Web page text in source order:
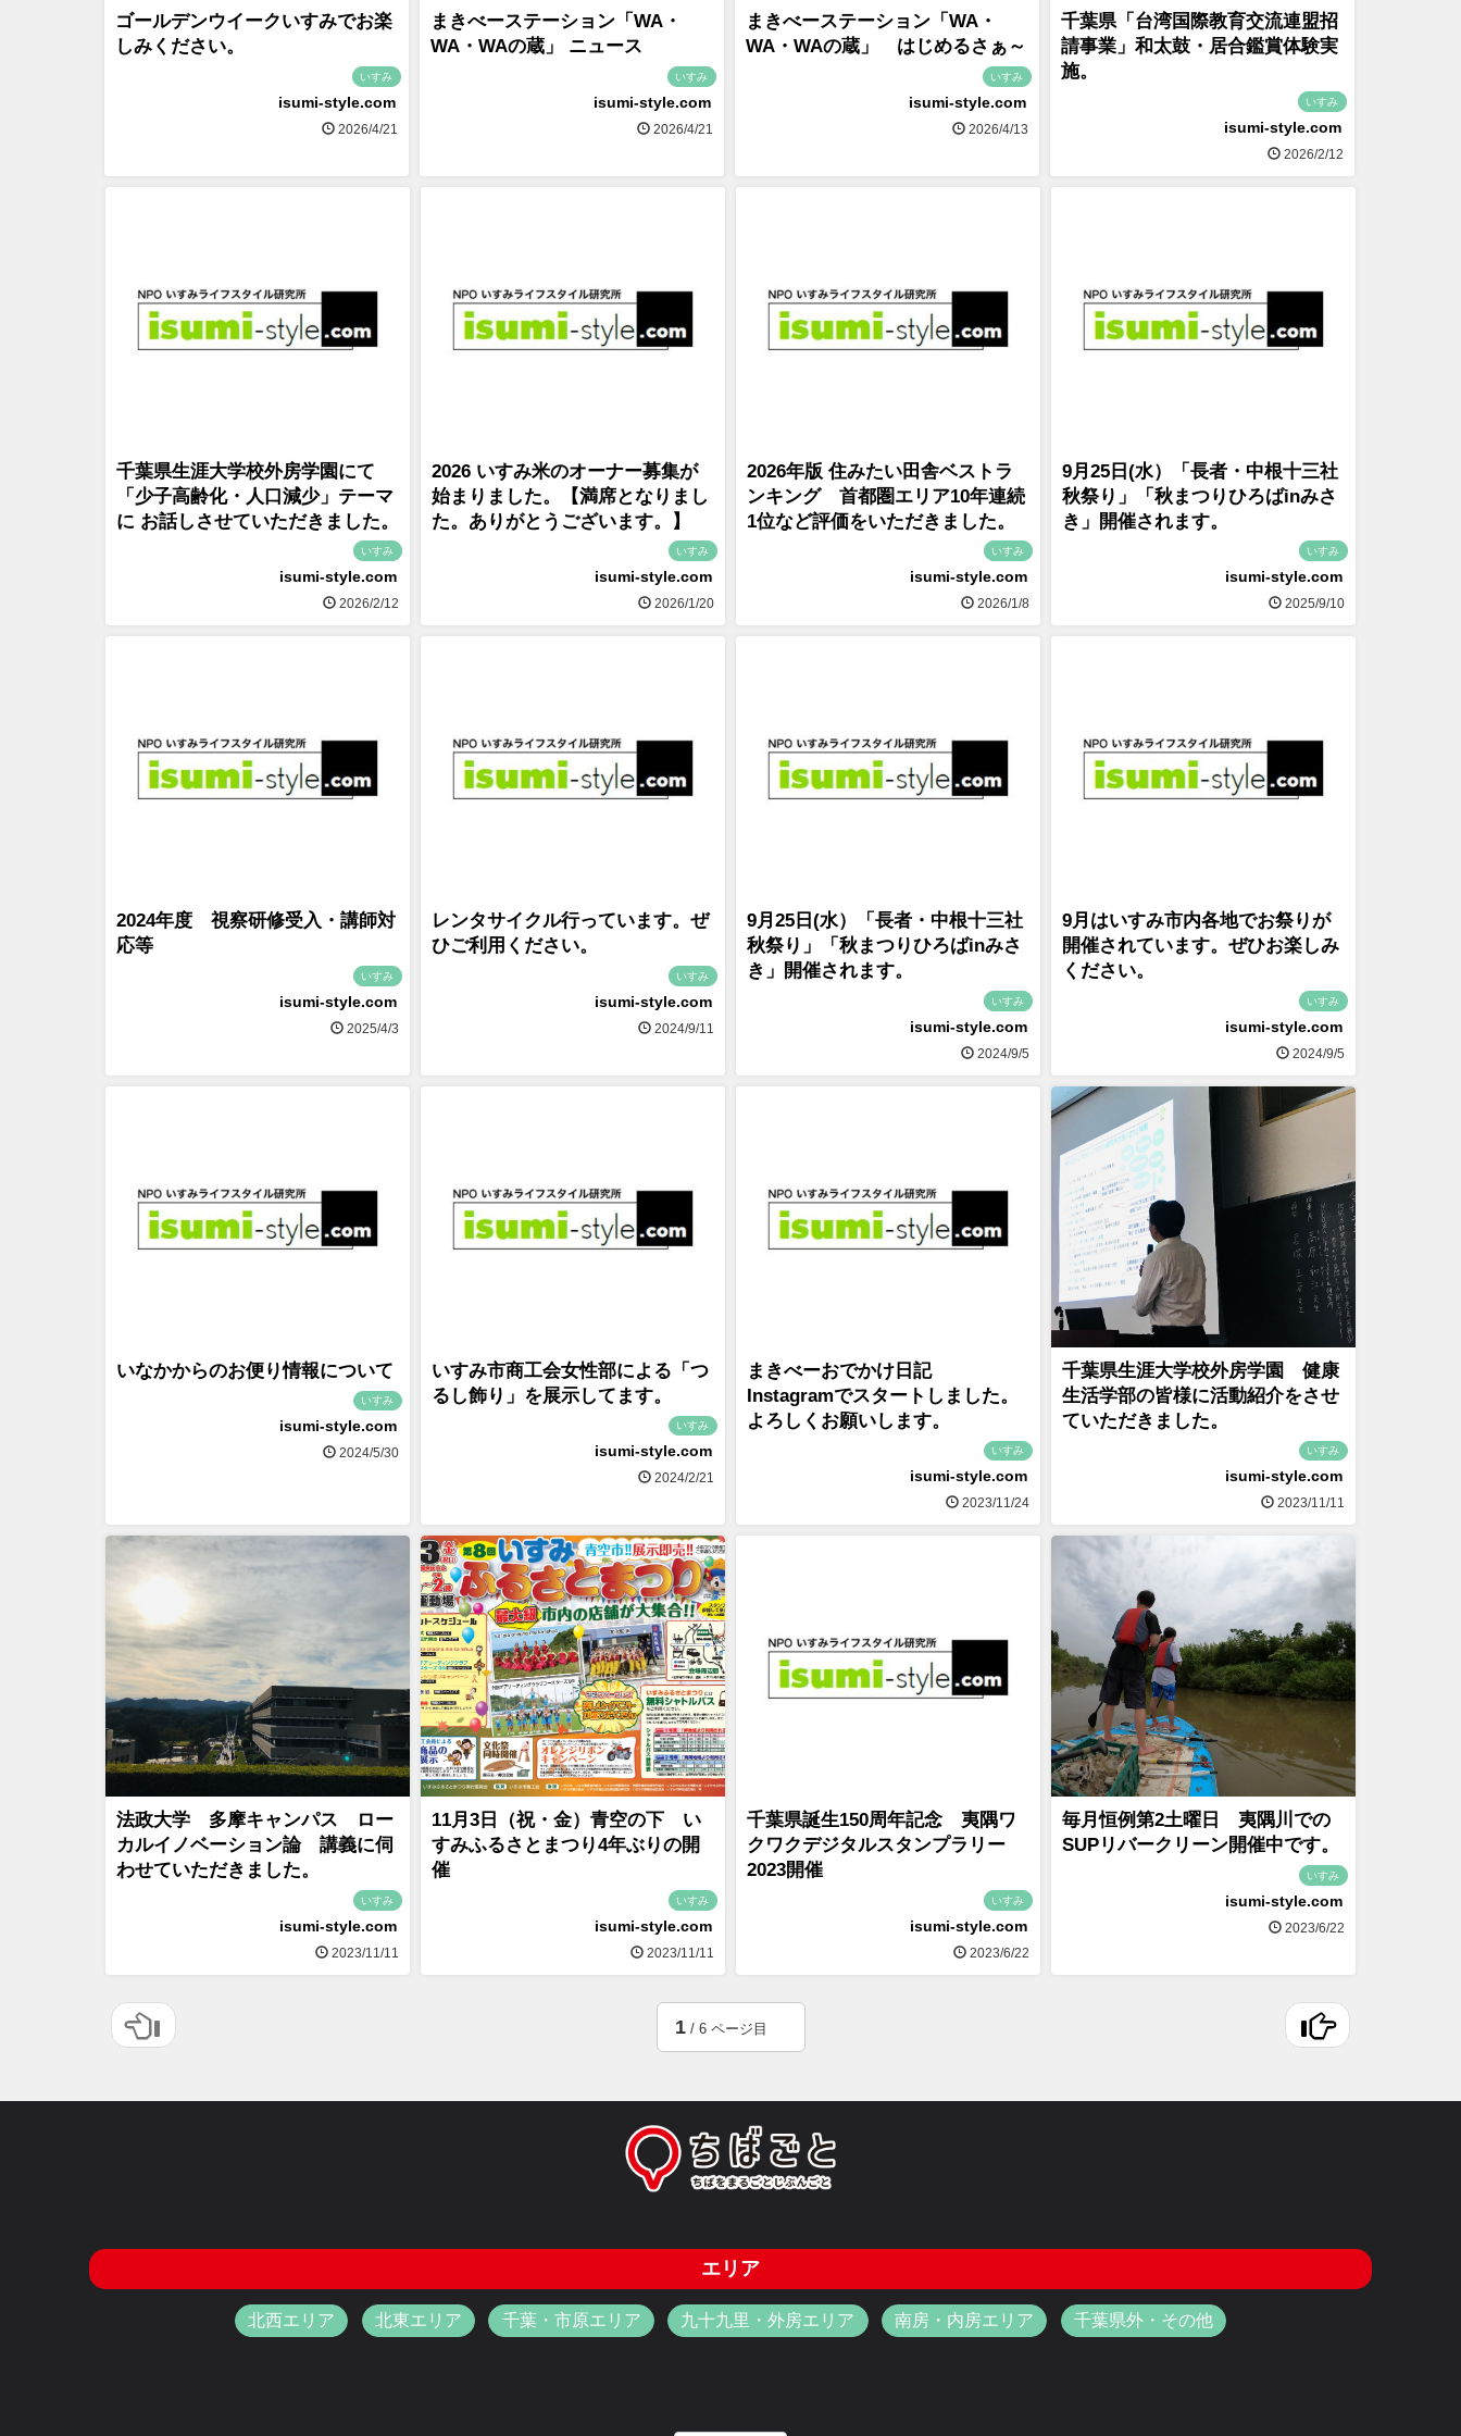
ゴールデンウイークいすみでお楽
しみください。
いすみ
isumi-style.com
2026/4/21
まきべーステーション「WA・
WA・WAの蔵」 ニュース
いすみ
isumi-style.com
2026/4/21
まきべーステーション「WA・
WA・WAの蔵」 はじめるさぁ～
いすみ
isumi-style.com
2026/4/13
千葉県「台湾国際教育交流連盟招
請事業」和太鼓・居合鑑賞体験実
施。
いすみ
isumi-style.com
2026/2/12
千葉県生涯大学校外房学園にて
「少子高齢化・人口減少」テーマ
に お話しさせていただきました。
いすみ
isumi-style.com
2026/2/12
2026 いすみ米のオーナー募集が
始まりました。【満席となりまし
た。ありがとうございます。】
いすみ
isumi-style.com
2026/1/20
2026年版 住みたい田舎ベストラ
ンキング 首都圏エリア10年連続
1位など評価をいただきました。
いすみ
isumi-style.com
2026/1/8
9月25日(水）「長者・中根十三社
秋祭り」「秋まつりひろばinみさ
き」開催されます。
いすみ
isumi-style.com
2025/9/10
2024年度 視察研修受入・講師対
応等
いすみ
isumi-style.com
2025/4/3
レンタサイクル行っています。ぜ
ひご利用ください。
いすみ
isumi-style.com
2024/9/11
9月25日(水）「長者・中根十三社
秋祭り」「秋まつりひろばinみさ
き」開催されます。
いすみ
isumi-style.com
2024/9/5
9月はいすみ市内各地でお祭りが
開催されています。ぜひお楽しみ
ください。
いすみ
isumi-style.com
2024/9/5
いなかからのお便り情報について
いすみ
isumi-style.com
2024/5/30
いすみ市商工会女性部による「つ
るし飾り」を展示してます。
いすみ
isumi-style.com
2024/2/21
まきべーおでかけ日記
Instagramでスタートしました。
よろしくお願いします。
いすみ
isumi-style.com
2023/11/24
千葉県生涯大学校外房学園 健康
生活学部の皆様に活動紹介をさせ
ていただきました。
いすみ
isumi-style.com
2023/11/11
法政大学 多摩キャンパス ロー
カルイノベーション論 講義に伺
わせていただきました。
いすみ
isumi-style.com
2023/11/11
11月3日（祝・金）青空の下 い
すみふるさとまつり4年ぶりの開
催
いすみ
isumi-style.com
2023/11/11
千葉県誕生150周年記念 夷隅ワ
クワクデジタルスタンプラリー
2023開催
いすみ
isumi-style.com
2023/6/22
毎月恒例第2土曜日 夷隅川での
SUPリバークリーン開催中です。
いすみ
isumi-style.com
2023/6/22
1/ 6 ページ目
エリア
北西エリア 北東エリア 千葉・市原エリア 九十九里・外房エリア 南房・内房エリア 千葉県外・その他